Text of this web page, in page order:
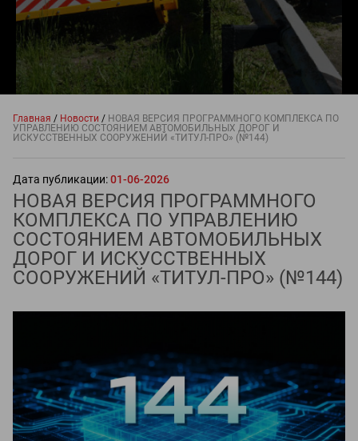
Главная / Новости / НОВАЯ ВЕРСИЯ ПРОГРАММНОГО КОМПЛЕКСА ПО
УПРАВЛЕНИЮ СОСТОЯНИЕМ АВТОМОБИЛЬНЫХ ДОРОГ И
ИСКУССТВЕННЫХ СООРУЖЕНИЙ «ТИТУЛ-ПРО» (№144)
НОВАЯ ВЕРСИЯ ПРОГРАММНОГО
КОМПЛЕКСА ПО УПРАВЛЕНИЮ
СОСТОЯНИЕМ АВТОМОБИЛЬНЫХ
ДОРОГ И ИСКУССТВЕННЫХ
СООРУЖЕНИЙ «ТИТУЛ-ПРО» (№144)
Дата публикации:01-06-2026